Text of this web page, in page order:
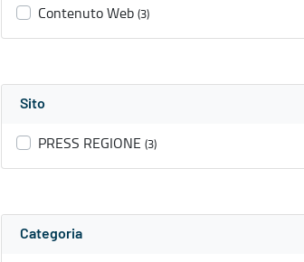
Contenuto Web (3)
Sito
PRESS REGIONE (3)
Categoria